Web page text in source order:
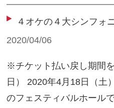
４オケの４大シンフォ
2020/04/06
※チケット払い戻し期間
日） 2020年4月18日（土
のフェスティバルホール